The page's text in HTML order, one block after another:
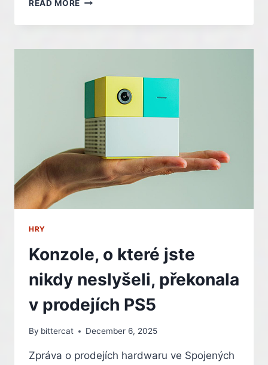
READ MORE
K
KONZOLE
PAMĚTÍM
HRÁČI
HRY
Konzole, o které jste
nikdy neslyšeli, překonala
v prodejích PS5
By bittercat December 6, 2025
Zpráva o prodejích hardwaru ve Spojených